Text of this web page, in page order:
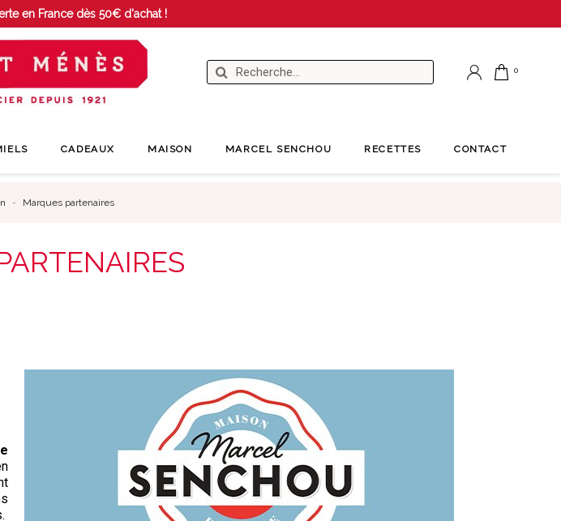
en France dès 50€ d'achat !
CADEAUX MAISON MARCEL SENCHOU RECETTES CONTACT
Marques partenaires